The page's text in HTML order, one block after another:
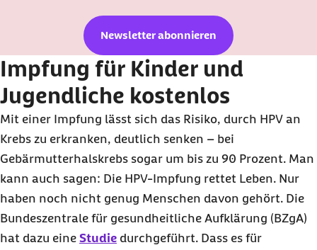
Newsletter abonnieren
Impfung für Kinder und
Jugendliche kostenlos
Mit einer Impfung lässt sich das Risiko, durch HPV an
Krebs zu erkranken, deutlich senken – bei
Gebärmutterhalskrebs sogar um bis zu 90 Prozent. Man
kann auch sagen: Die HPV-Impfung rettet Leben. Nur
haben noch nicht genug Menschen davon gehört. Die
Bundeszentrale für gesundheitliche Aufklärung (BZgA)
hat dazu eine Studie durchgeführt. Dass es für